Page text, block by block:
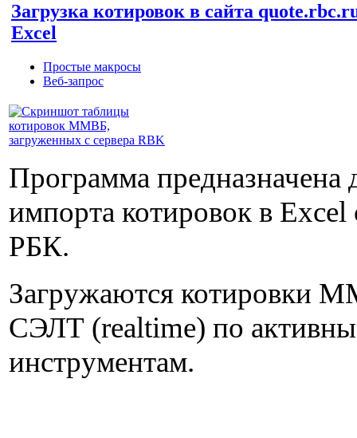
Загрузка котировок в сайта
Excel
Простые макросы
Веб-запрос
Программа предназначена
импорта котировок в Excel
РБК.
Загружаются котировки
СЭЛТ (realtime) по
инструментам.